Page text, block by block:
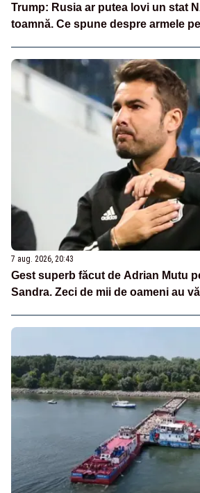
Trump: Rusia ar putea lovi un stat
toamnă. Ce spune despre armele
7 aug. 2026, 20:43
Gest superb făcut de Adrian Mutu
Sandra. Zeci de mii de oameni au